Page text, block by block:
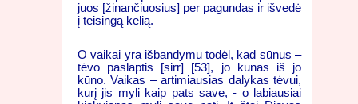
juos [žinančiuosius] per pagundas ir išvedė
į teisingą kelią.
O vaikai yra išbandymu todėl, kad sūnus –
tėvo paslaptis [sirr] [53], jo kūnas iš jo
kūno. Vaikas – artimiausias dalykas tėvui,
kurį jis myli kaip pats save, - o labiausiai